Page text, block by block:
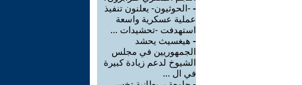
- -الحوثيون- يعلنون تنفيذ
عملية عسكرية واسعة
استهدفت -تحشيدات ...
- هيغسيث يحشد
الجمهوريين في مجلس
الشيوخ لدعم زيادة كبيرة
في ال ...